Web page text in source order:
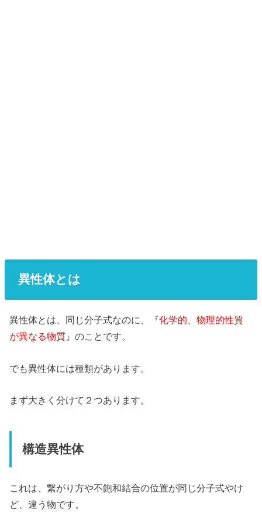
異性体とは
異性体とは、同じ分子式なのに、『化学的、物理的性質
が異なる物質 』のことです。
でも異性体には種類があります。
まず大きく分けて２つあります。
構造異性体
これは、繋がり方や不飽和結合の位置が同じ分子式やけ
ど、違う物です。